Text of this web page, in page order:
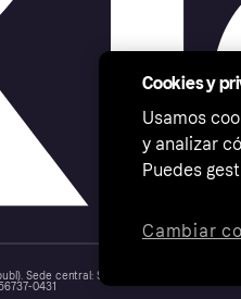
Sede central: Stockholm, Sweden. Todos
0431
Cookies y
Usamos
y analizar
Puedes
Cambiar